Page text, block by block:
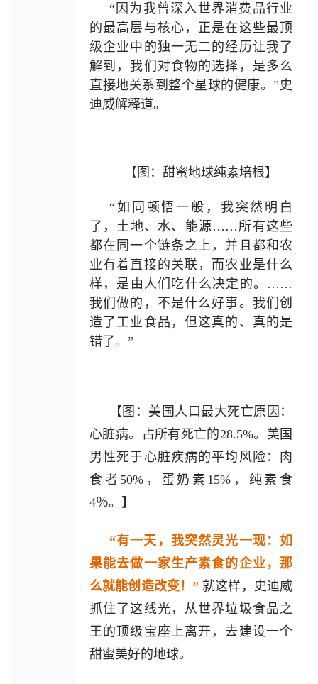
“因为我曾深入世界消费品行业
的最高层与核心，正是在这些最顶
级企业中的独一无二的经历让我了
解到，我们对食物的选择，是多么
直接地关系到整个星球的健康。”史
迪威解释道。
【图：甜蜜地球纯素培根】
“如同顿悟一般，我突然明白
了，土地、水、能源……所有这些
都在同一个链条之上，并且都和农
业有着直接的关联，而农业是什么
样，是由人们吃什么决定的。……
我们做的，不是什么好事。我们创
造了工业食品，但这真的、真的是
错了。”
【图：美国人口最大死亡原因：
心脏病。占所有死亡的28.5%。美国
男性死于心脏疾病的平均风险：肉
食者50%，蛋奶素15%，纯素食
4％。】
“有一天，我突然灵光一现：如
果能去做一家生产素食的企业，那
么就能创造改变！” 就这样，史迪威
抓住了这线光，从世界垃圾食品之
王的顶级宝座上离开，去建设一个
甜蜜美好的地球。